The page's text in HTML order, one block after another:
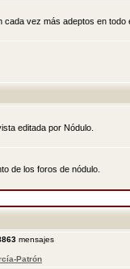
cada vez más adeptos en todo
editada por Nódulo.
de los foros de nódulo.
mensajes
Patrón